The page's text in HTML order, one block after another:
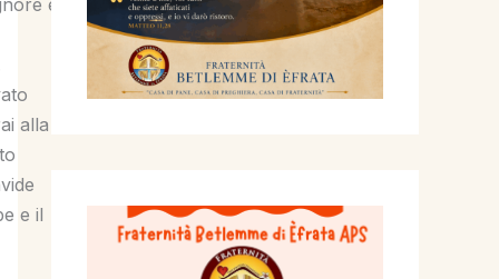
è
alla
e il